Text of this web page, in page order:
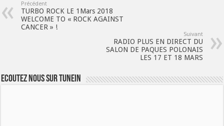
Précédent
TURBO ROCK LE 1Mars 2018
WELCOME TO « ROCK AGAINST
CANCER » !
Suivant
RADIO PLUS EN DIRECT DU
SALON DE PAQUES POLONAIS
LES 17 ET 18 MARS
Ecoutez nous sur TuneIn